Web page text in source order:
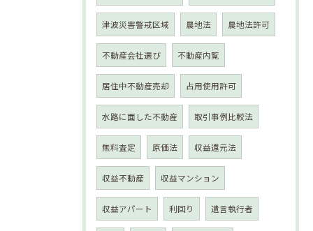
津波災害警戒区域 農地法 農地法許可
不動産会社選び 不動産内覧
居住中不動産売却 占用使用許可
水路に面した不動産 取引事例比較法
無料査定 原価法 収益還元法
収益不動産 収益マンション
収益アパート 利回り 遺言執行者